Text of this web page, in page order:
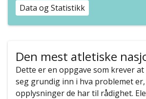
Data og Statistikk
Den mest atletiske
Dette er en oppgave som krever
seg grundig inn i hva problemet
opplysninger de har til rådighet.